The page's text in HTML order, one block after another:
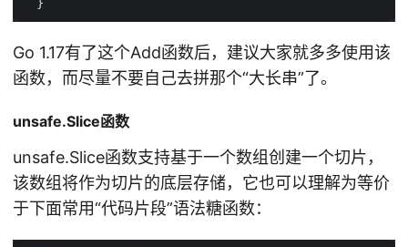
Go 1.17有了这个Add函数后，建议大家就多多使用该
函数，而尽量不要自己去拼那个“大长串”了。
unsafe.Slice函数
unsafe.Slice函数支持基于一个数组创建一个切片，
该数组将作为切片的底层存储，它也可以理解为等价
于下面常用“代码片段”语法糖函数：